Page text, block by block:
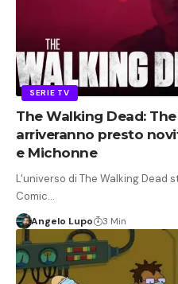
SERIE TV
The Walking Dead:
arriveranno presto
e Michonne
L'universo di The Walking Dead
Comic…
Angelo Lupo 3 Min